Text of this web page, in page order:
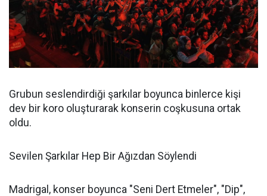
Grubun seslendirdiği şarkılar boyunca binlerce kişi
dev bir koro oluşturarak konserin coşkusuna ortak
oldu.
Sevilen Şarkılar Hep Bir Ağızdan Söylendi
Madrigal, konser boyunca "Seni Dert Etmeler", "Dip",